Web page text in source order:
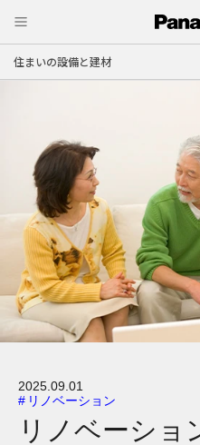
住まいの設備と建材
2025.09.01
# リノベーション
リノベーショ